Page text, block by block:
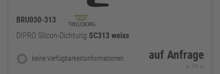
BRU030-313
DIPRO Silicon-Dichtung SC313 weiss
keine Verfügbarkeitsinformationen auf Anfrage
je 100 m